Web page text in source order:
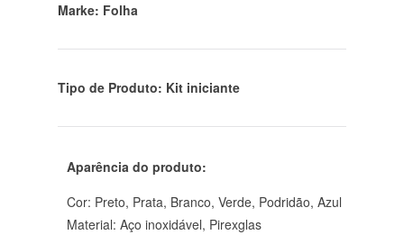
Marke: Folha
Tipo de Produto: Kit iniciante
Aparência do produto:
Cor: Preto, Prata, Branco, Verde, Podridão, Azul
Material: Aço inoxidável, Pirexglas